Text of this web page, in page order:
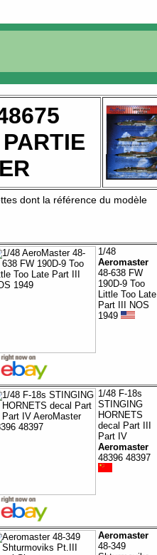
dont la référence du modèle
1/48
Aeromaster
48-638 FW
190D-9 Too
Little Too Late
Part III NOS
1949
1/48 F-18s
STINGING
HORNETS
decal Part III
Part IV
Aeromaster
48396 48397
Aeromaster
48-349